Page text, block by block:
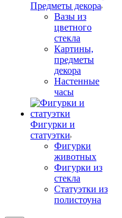
Предметы декора
Вазы из
цветного
стекла
Картины,
предметы
декора
Настенные
часы
Фигурки и
статуэтки
Фигурки
животных
Фигурки из
стекла
Статуэтки из
полистоуна